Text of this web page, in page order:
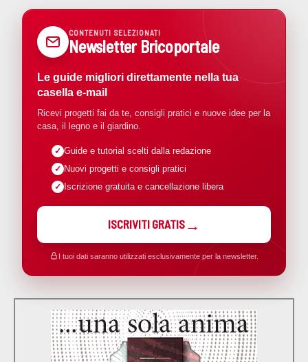
CONTENUTI SELEZIONATI
Newsletter Bricoportale
Le guide migliori direttamente nella tua
casella e-mail
Ricevi progetti fai da te, consigli pratici e nuove idee per la
casa, il legno e il giardino.
Guide e tutorial scelti dalla redazione
Nuovi progetti e consigli pratici
Iscrizione gratuita e cancellazione libera
ISCRIVITI GRATIS
I tuoi dati saranno utilizzati esclusivamente per la newsletter.